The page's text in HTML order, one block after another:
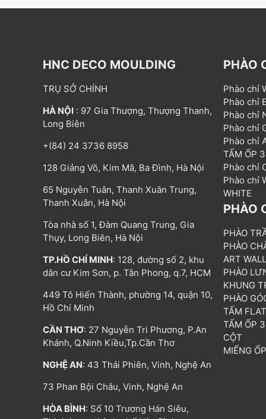
HNC DECO MOULDING
TRỤ SỞ CHÍNH
HÀ NỘI : 97 Gia Thượng, Thượng Thanh,
Long Biên
+(84) 24 3736 8958
128 Giảng Võ, Kim Mã, Ba Đình, Hà Nội
65 Nguyễn Tuân, Thanh Xuân Trung,
Thanh Xuân, Hà Nội
Tòa nhà số 1, Đàm Quang Trung, Gia
Thụy, Long Biên, Hà Nội
TP.HỒ CHÍ MINH: 128, đường số 2, khu
dân cư Kim Sơn, p. Tân Phong, q.7, HCM
449 Tô Hiến Thành, phường 14, quận 10,
Hồ Chí Minh
CẦN THƠ: 27 Nguyễn Tri Phương, P.An
Khánh, Q.Ninh Kiều,Tp.Cần Thơ
NGHỆ AN: 43 Thái Phiên, Vinh, Nghệ An
73 Phan Bội Châu, Vinh, Nghệ An
HÒA BÌNH: Số 10 Trương Hán Siêu,
PHÀO
Phào chỉ
Phào chỉ
Phào chỉ
Phào chỉ
Phào chỉ
TẤM ỐP
Phào chỉ
Phào chỉ
WHITE
PHÀO
PHÀO
PHÀO
ART WALL
PHÀO
KHUNG
PHÀO
TẤM FLAT
TẤM ỐP
CỘT
MIẾNG ỐP